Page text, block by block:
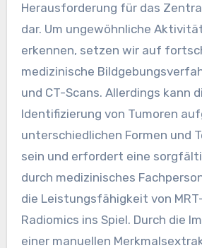
Herausforderung für das
dar. Um ungewöhnliche
erkennen, setzen wir auf
medizinische
und CT-Scans. Allerdings kann
Identifizierung von Tumoren
unterschiedlichen Formen und
sein und erfordert eine
durch medizinisches
die Leistungsfähigkeit von
Radiomics ins Spiel. Durch die
einer manuellen